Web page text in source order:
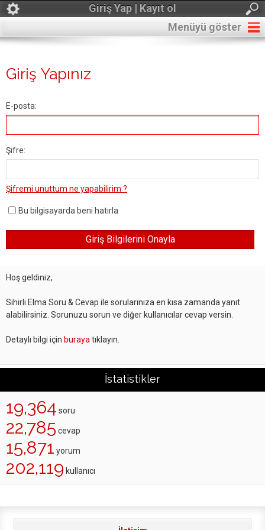
Giriş Yap | Kayıt ol
Menüyü göster
Giriş Yapınız
E-posta:
Şifre:
Şifremi unuttum ne yapabilirim ?
Bu bilgisayarda beni hatırla
Hoş geldiniz,
Sihirli Elma Soru & Cevap ile sorularınıza en kısa zamanda yanıt
alabilirsiniz. Sorunuzu sorun ve diğer kullanıcılar cevap versin.
Detaylı bilgi için buraya tıklayın.
İstatistikler
19,364 soru
22,785 cevap
15,871 yorum
202,119 kullanıcı